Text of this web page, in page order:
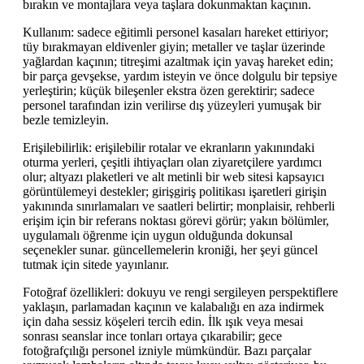
bırakın ve montajlara veya taşlara dokunmaktan kaçının.
Kullanım: sadece eğitimli personel kasaları hareket ettiriyor;
tüy bırakmayan eldivenler giyin; metaller ve taşlar üzerinde
yağlardan kaçının; titreşimi azaltmak için yavaş hareket edin;
bir parça gevşekse, yardım isteyin ve önce dolgulu bir tepsiye
yerleştirin; küçük bileşenler ekstra özen gerektirir; sadece
personel tarafından izin verilirse dış yüzeyleri yumuşak bir
bezle temizleyin.
Erişilebilirlik: erişilebilir rotalar ve ekranların yakınındaki
oturma yerleri, çeşitli ihtiyaçları olan ziyaretçilere yardımcı
olur; altyazı plaketleri ve alt metinli bir web sitesi kapsayıcı
görüntülemeyi destekler; girişgiriş politikası işaretleri girişin
yakınında sınırlamaları ve saatleri belirtir; monplaisir, rehberli
erişim için bir referans noktası görevi görür; yakın bölümler,
uygulamalı öğrenme için uygun olduğunda dokunsal
seçenekler sunar. güncellemelerin kroniği, her şeyi güncel
tutmak için sitede yayınlanır.
Fotoğraf özellikleri: dokuyu ve rengi sergileyen perspektiflere
yaklaşın, parlamadan kaçının ve kalabalığı en aza indirmek
için daha sessiz köşeleri tercih edin. İlk ışık veya mesai
sonrası seanslar ince tonları ortaya çıkarabilir; gece
fotoğrafçılığı personel izniyle mümkündür. Bazı parçalar